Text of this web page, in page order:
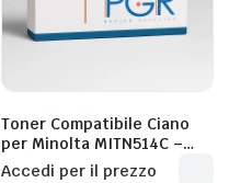
Toner Compatibile Ciano
per Minolta MITN514C –
26.000 Pagine al 5%
Accedi per il prezzo